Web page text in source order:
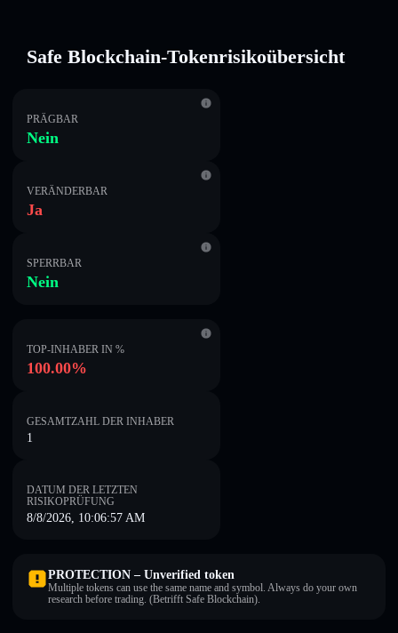
Safe Blockchain-Tokenrisikoübersicht
PRÄGBAR
Nein
VERÄNDERBAR
Ja
SPERRBAR
Nein
TOP-INHABER IN %
100.00%
GESAMTZAHL DER INHABER
1
DATUM DER LETZTEN
RISIKOPRÜFUNG
8/8/2026, 10:06:57 AM
PROTECTION – Unverified token
Multiple tokens can use the same name and symbol. Always do your own
research before trading. (Betrifft Safe Blockchain).